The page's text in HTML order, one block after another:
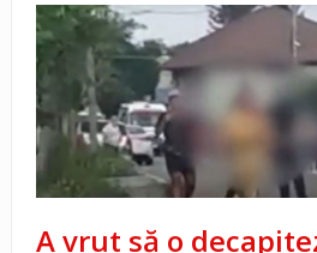
A vrut să o